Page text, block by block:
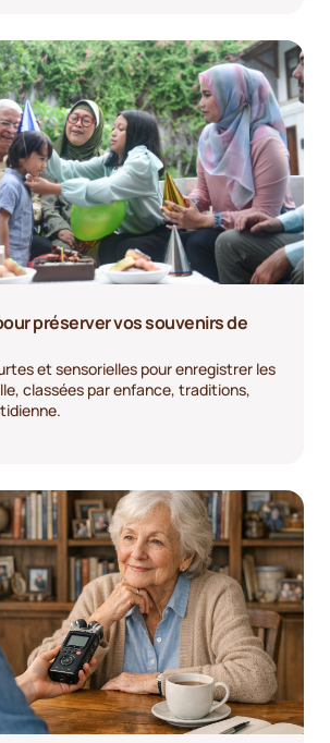
préserver vos souvenirs de
et sensorielles pour enregistrer les
classées par enfance, traditions,